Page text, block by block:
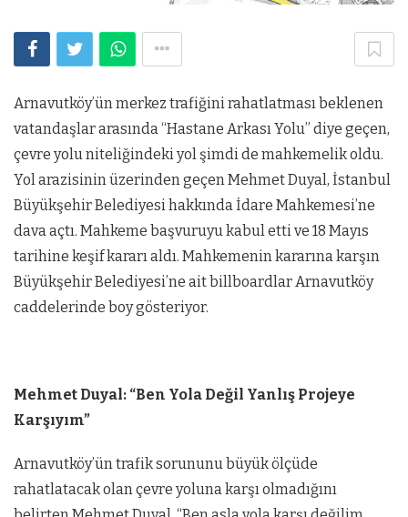
Arnavutköy’ün merkez trafiğini rahatlatması beklenen
vatandaşlar arasında “Hastane Arkası Yolu” diye geçen,
çevre yolu niteliğindeki yol şimdi de mahkemelik oldu.
Yol arazisinin üzerinden geçen Mehmet Duyal, İstanbul
Büyükşehir Belediyesi hakkında İdare Mahkemesi’ne
dava açtı. Mahkeme başvuruyu kabul etti ve 18 Mayıs
tarihine keşif kararı aldı. Mahkemenin kararına karşın
Büyükşehir Belediyesi’ne ait billboardlar Arnavutköy
caddelerinde boy gösteriyor.
Mehmet Duyal: “Ben Yola Değil Yanlış Projeye
Karşıyım”
Arnavutköy’ün trafik sorununu büyük ölçüde
rahatlatacak olan çevre yoluna karşı olmadığını